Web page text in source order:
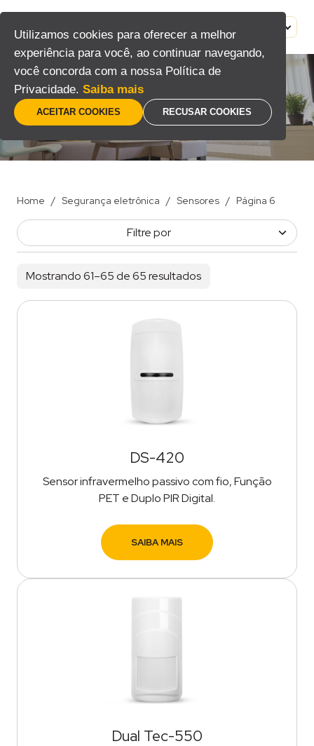
Utilizamos cookies para oferecer a melhor
experiência para você, ao continuar navegando,
você concorda com a nossa Política de
Privacidade. Saiba mais
RECUSAR COOKIES
ACEITAR COOKIES
conteúdo
Home / Segurança eletrônica / Sensores / Página 6
Sensores
Mostrando 61–65 de 65 resultados
DS-420
Sensor infravermelho passivo com fio, Função
PET e Duplo PIR Digital.
SAIBA MAIS
Dual Tec-550
Filtre por